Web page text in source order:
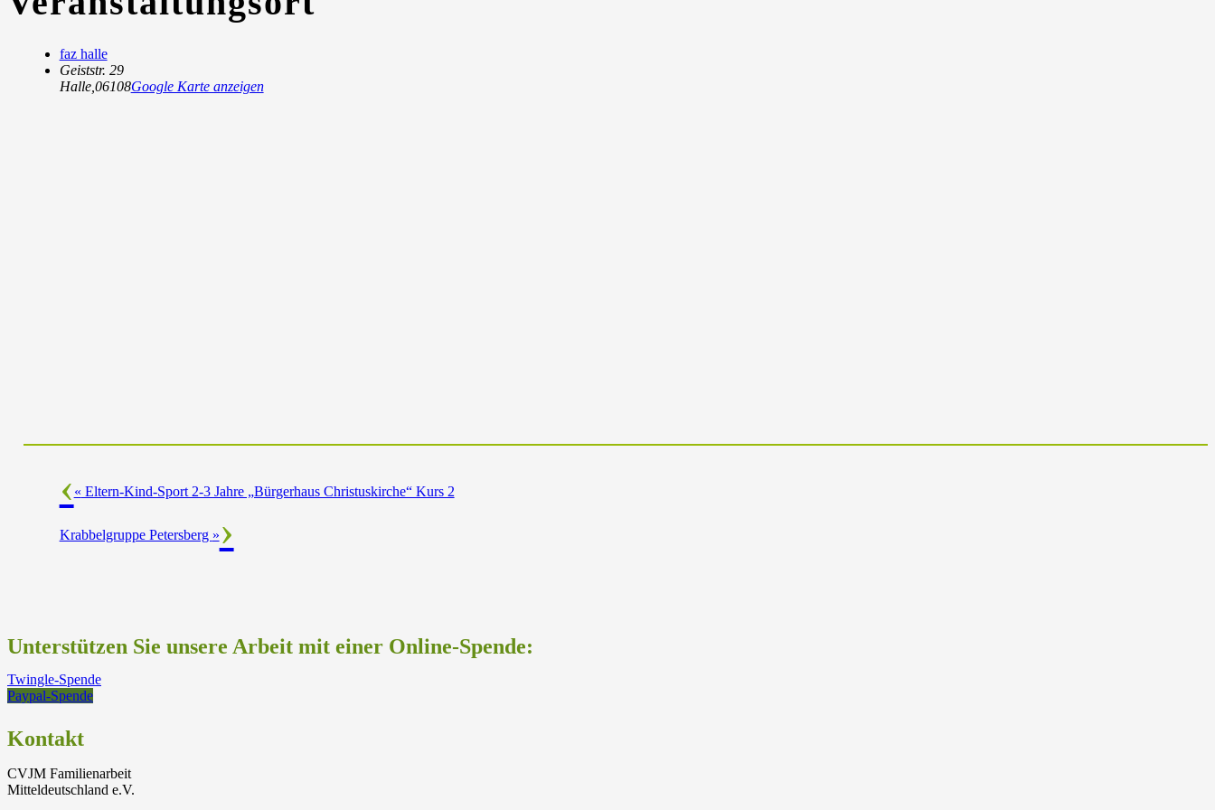
faz halle
Geiststr. 29
Halle, 06108Google Karte anzeigen
« Eltern-Kind-Sport 2-3 Jahre „Bürgerhaus Christuskirche“ Kurs 2
Krabbelgruppe Petersberg »
Unterstützen Sie unsere Arbeit mit einer Online-Spende:
Twingle-Spende
Paypal-Spende
Kontakt
CVJM Familienarbeit
Mitteldeutschland e.V.